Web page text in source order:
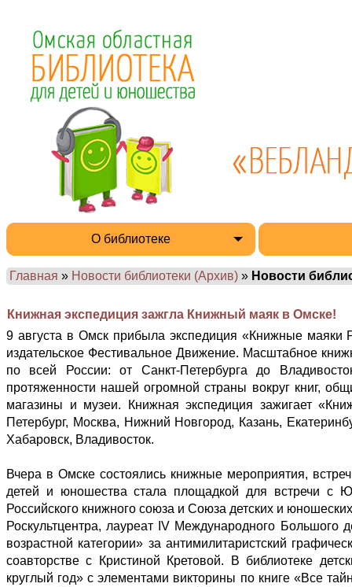
О библиотеке
Главная » Новости библиотеки (Архив) » Новости
Книжная экспедиция зажгла Книжный маяк в Омске!
9 августа в Омск прибыла экспедиция «Книжные маяки
издательское Фестивальное Движение. Масштабное
по всей России: от Санкт-Петербурга до
протяженности нашей огромной страны вокруг книг,
магазины и музеи. Книжная экспедиция зажигает
Петербург, Москва, Нижний Новгород, Казань,
Хабаровск, Владивосток.
Вчера в Омске состоялись книжные мероприятия,
детей и юношества стала площадкой для встречи с
Российского книжного союза и Союза детских и
Роскультцентра, лауреат IV Международного
возрастной категории» за антимилитаристский
соавторстве с Кристиной Кретовой. В библиотеке
круглый год» с элементами викторины по книге «Все